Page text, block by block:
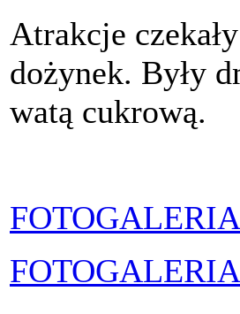
Atrakcje
dożynek. Były
watą cukrową.